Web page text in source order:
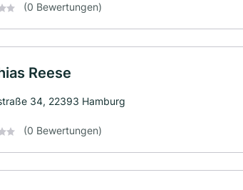
(0 Bewertungen)
Reese
34, 22393 Hamburg
(0 Bewertungen)